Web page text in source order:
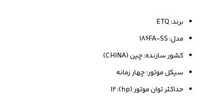
برند: ETQ
مدل: 186FA-SS
کشور سازنده: چین (CHINA)
سیکل موتور: چهار زمانه
حداکثر توان موتور (hp): 12